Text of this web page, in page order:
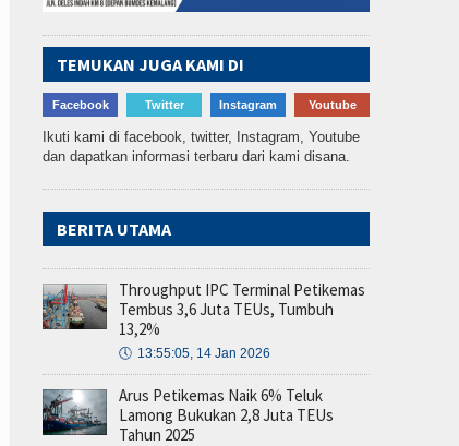
TEMUKAN JUGA KAMI DI
Facebook Twitter Instagram Youtube
Ikuti kami di facebook, twitter, Instagram, Youtube
dan dapatkan informasi terbaru dari kami disana.
BERITA UTAMA
Throughput IPC Terminal Petikemas
Tembus 3,6 Juta TEUs, Tumbuh
13,2%
🕔 13:55:05, 14 Jan 2026
Arus Petikemas Naik 6% Teluk
Lamong Bukukan 2,8 Juta TEUs
Tahun 2025